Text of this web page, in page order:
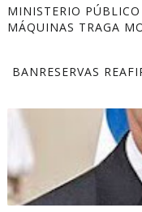
MINISTERIO
MÁQUINAS TRAGA
BANRESERVAS